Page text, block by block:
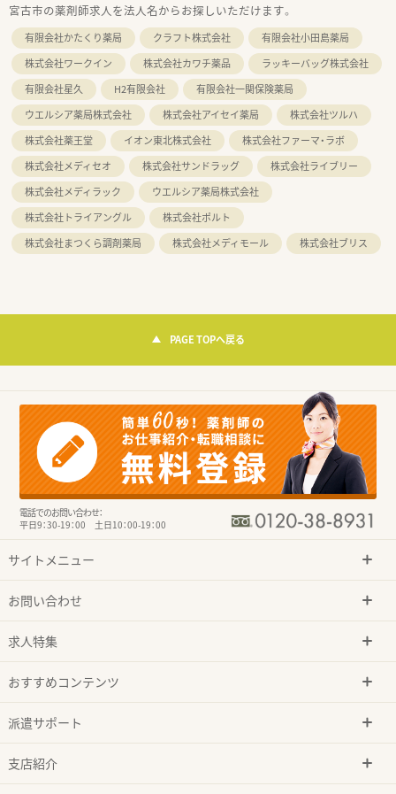
宮古市の薬剤師求人を法人名からお探しいただけます。
有限会社かたくり薬局 クラフト株式会社
有限会社小田島薬局
株式会社ワークイン
株式会社カワチ薬品
ラッキーバッグ株式会社
有限会社星久
H2有限会社
有限会社一関保険薬局
ウエルシア薬局株式会社
株式会社アイセイ薬局
株式会社ツルハ
株式会社薬王堂
イオン東北株式会社
株式会社ファーマ・ラボ
株式会社メディセオ
株式会社サンドラッグ
株式会社ライブリー
株式会社メディラック
ウエルシア薬局株式会社
株式会社トライアングル
株式会社ポルト
株式会社まつくら調剤薬局
株式会社メディモール 株式会社ブリス
PAGE TOPへ戻る
電話でのお問い合わせ：
平日9：30-19：00 土日10：00-19：00
サイトメニュー
お問い合わせ
求人特集
おすすめコンテンツ
派遣サポート
支店紹介